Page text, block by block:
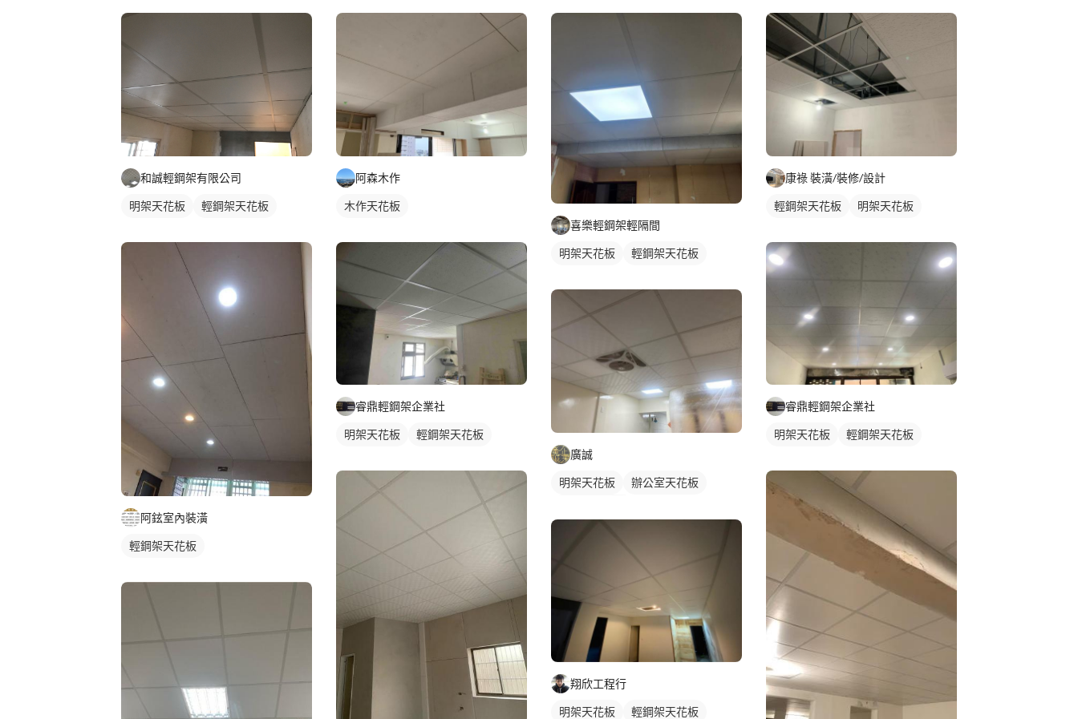
和誠輕鋼架有限公司
明架天花板 輕鋼架天花板
阿鉉室內裝潢
輕鋼架天花板
阿森木作
木作天花板
睿鼎輕鋼架企業社
明架天花板 輕鋼架天花板
喜樂輕鋼架輕隔間
明架天花板 輕鋼架天花板
廣誠
明架天花板
辦公室天花板
翔欣工程行
明架天花板 輕鋼架天花板
康祿 裝潢/裝修/設計
輕鋼架天花板 明架天花板
睿鼎輕鋼架企業社
明架天花板 輕鋼架天花板